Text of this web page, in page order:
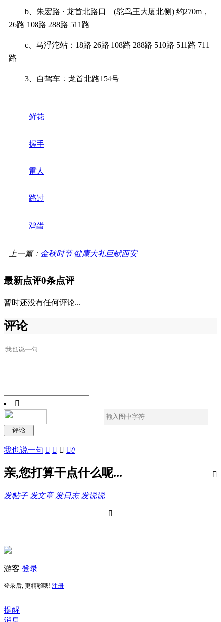
b、朱宏路 · 龙首北路口：(鸵鸟王大厦北侧) 约270m，
26路 108路 288路 511路
c、马泘沱站：18路 26路 108路 288路 510路 511路 711
路
3、自驾车：龙首北路154号
鲜花
握手
雷人
路过
鸡蛋
上一篇： 金秋时节 健康大礼巨献西安
最新点评0条点评
暂时还没有任何评论...
评论

我也说一句    0

亲,您打算干点什么呢...
发帖子 发文章 发日志 发说说

游客 登录
登录后, 更精彩哦! 注册
提醒